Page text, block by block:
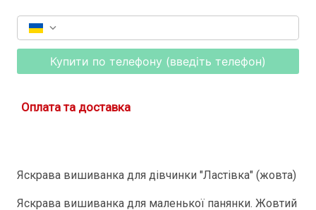
Купити по телефону (введіть телефон)
Оплата та доставка
Яскрава вишиванка для дівчинки "Ластівка" (жовта)
Яскрава вишиванка для маленької панянки. Жовтий